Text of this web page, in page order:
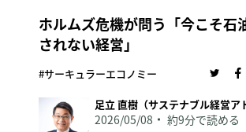
ホルムズ危機が問う「今こそ石
されない経営」
#サーキュラーエコノミー
足立 直樹（サステナブル経営ア
2026/05/08 約9分で読める